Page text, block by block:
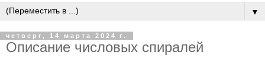
▼
четверг, 14 марта 2024 г.
Описание числовых спиралей